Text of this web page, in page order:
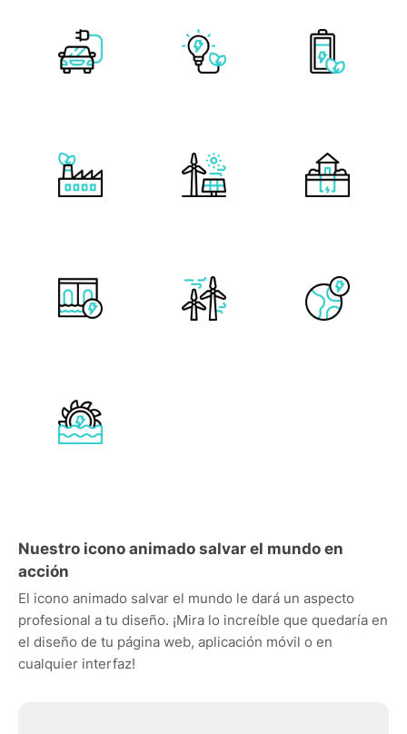
Nuestro icono animado salvar el mundo en
acción
El icono animado salvar el mundo le dará un aspecto
profesional a tu diseño. ¡Mira lo increíble que quedaría en
el diseño de tu página web, aplicación móvil o en
cualquier interfaz!